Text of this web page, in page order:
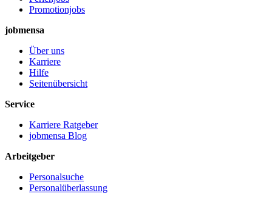
Promotionjobs
jobmensa
Über uns
Karriere
Hilfe
Seitenübersicht
Service
Karriere Ratgeber
jobmensa Blog
Arbeitgeber
Personalsuche
Personalüberlassung